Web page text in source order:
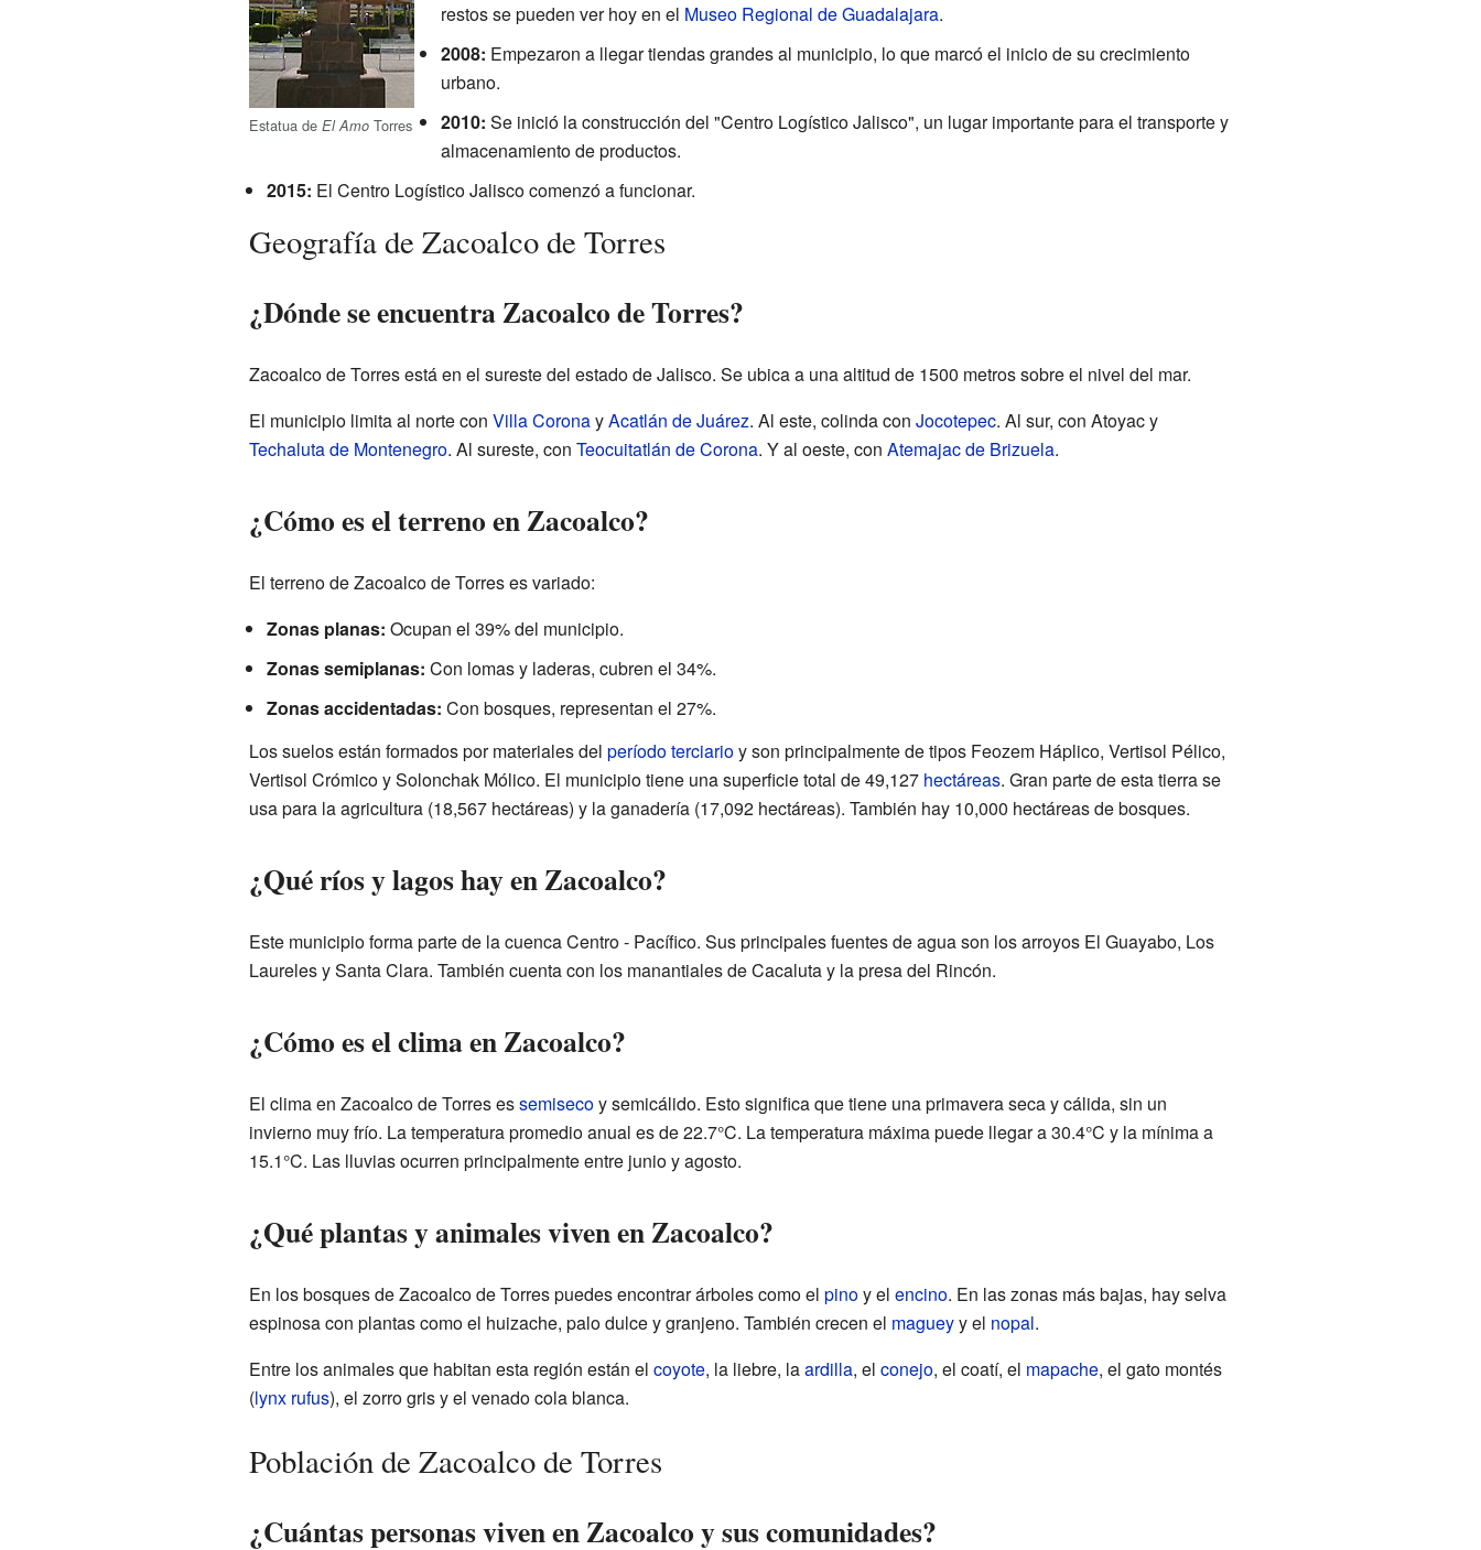
Estatua de El AmoTorres
restos se pueden ver hoy en el Museo Regional de Guadalajara.
2008: Empezaron a llegar tiendas grandes al municipio, lo que marcó el inicio de su crecimiento
urbano.
2010: Se inició la construcción del "Centro Logístico Jalisco", un lugar importante para el transporte y
almacenamiento de productos.
2015: El Centro Logístico Jalisco comenzó a funcionar.
Geografía de Zacoalco de Torres
¿Dónde se encuentra Zacoalco de Torres?
Zacoalco de Torres está en el sureste del estado de Jalisco. Se ubica a una altitud de 1500 metros sobre el nivel del mar.
El municipio limita al norte con Villa CoronayAcatlán de Juárez. Al este, colinda con Jocotepec. Al sur, con Atoyac y
Techaluta de Montenegro. Al sureste, con Teocuitatlán de Corona. Y al oeste, con Atemajac de Brizuela.
¿Cómo es el terreno en Zacoalco?
El terreno de Zacoalco de Torres es variado:
Zonas planas: Ocupan el 39% del municipio.
Zonas semiplanas: Con lomas y laderas, cubren el 34%.
Zonas accidentadas: Con bosques, representan el 27%.
Los suelos están formados por materiales del período terciarioy son principalmente de tipos Feozem Háplico, Vertisol Pélico,
Vertisol Crómico y Solonchak Mólico. El municipio tiene una superficie total de 49,127 hectáreas. Gran parte de esta tierra se
usa para la agricultura (18,567 hectáreas) y la ganadería (17,092 hectáreas). También hay 10,000 hectáreas de bosques.
¿Qué ríos y lagos hay en Zacoalco?
Este municipio forma parte de la cuenca Centro - Pacífico. Sus principales fuentes de agua son los arroyos El Guayabo, Los
Laureles y Santa Clara. También cuenta con los manantiales de Cacaluta y la presa del Rincón.
¿Cómo es el clima en Zacoalco?
El clima en Zacoalco de Torres essemisecoy semicálido. Esto significa que tiene una primavera seca y cálida, sin un
invierno muy frío. La temperatura promedio anual es de 22.7°C. La temperatura máxima puede llegar a 30.4°C y la mínima a
15.1°C. Las lluvias ocurren principalmente entre junio y agosto.
¿Qué plantas y animales viven en Zacoalco?
En los bosques de Zacoalco de Torres puedes encontrar árboles como el pinoy el encino. En las zonas más bajas, hay selva
espinosa con plantas como el huizache, palo dulce y granjeno. También crecen el magueyy el nopal.
Entre los animales que habitan esta región están el coyote, la liebre, laardilla, el conejo, el coatí, el mapache, el gato montés
(lynx rufus), el zorro gris y el venado cola blanca.
Población de Zacoalco de Torres
¿Cuántas personas viven en Zacoalco y sus comunidades?